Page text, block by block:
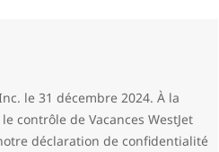
le 31 décembre 2024. À la
contrôle de Vacances WestJet
déclaration de confidentialité